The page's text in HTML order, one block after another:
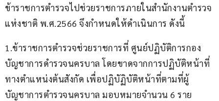
ข้าราชการตำรวจไปช่วยราชการภายในสำนักงานตำรวจ
แห่งชาติ พ.ศ.2566 จึงกำหนดให้ดำเนินการ ดังนี้
1.ข้าราชการตำรวจช่วยราชการที่ ศูนย์ปฏิบัติการกอง
บัญชาการดำรวจนครบาล โดยขาดจากการปฏิบัติหน้าที่
ทางตำแหน่งต้นสังกัด เพื่อปฏิบัฏิบัติหน้าที่ตามที่ผู้
บัญชาการตำรวจนครบาล มอบหมายจำนวน 6 ราย